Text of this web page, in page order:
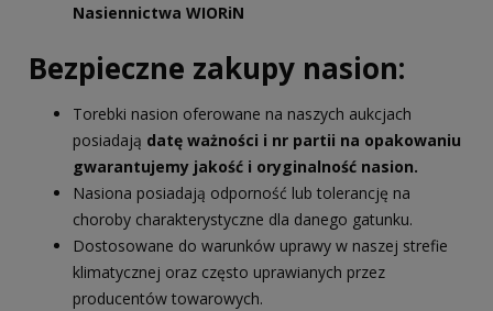
Nasiennictwa WIORiN
Bezpieczne zakupy nasion:
Torebki nasion oferowane na naszych aukcjach
posiadają datę ważności i nr partii na opakowaniu
gwarantujemy jakość i oryginalność nasion.
Nasiona posiadają odporność lub tolerancję na
choroby charakterystyczne dla danego gatunku.
Dostosowane do warunków uprawy w naszej strefie
klimatycznej oraz często uprawianych przez
producentów towarowych.